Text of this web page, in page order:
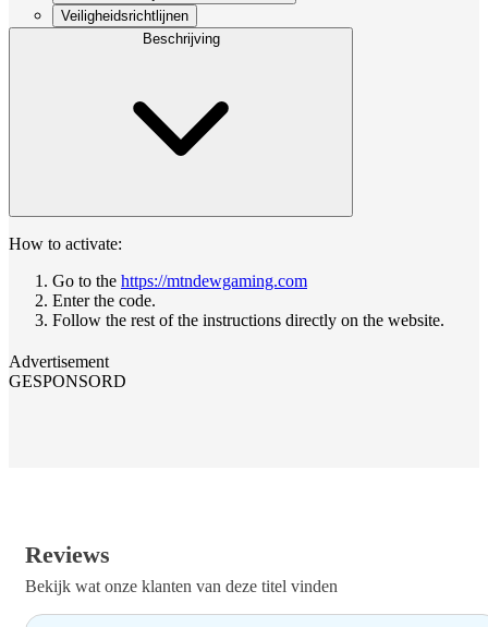
Veiligheidsrichtlijnen
Beschrijving
How to activate:
Go to the https://mtndewgaming.com
Enter the code.
Follow the rest of the instructions directly on the website.
Advertisement
GESPONSORD
Reviews
Bekijk wat onze klanten van deze titel vinden